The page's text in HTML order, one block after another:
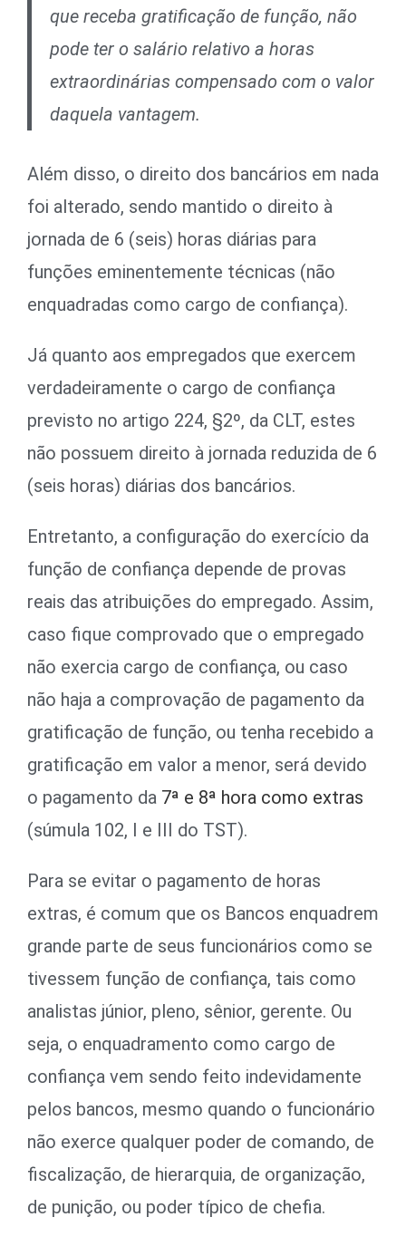
que receba gratificação de função, não
pode ter o salário relativo a horas
extraordinárias compensado com o valor
daquela vantagem.
Além disso, o direito dos bancários em nada
foi alterado, sendo mantido o direito à
jornada de 6 (seis) horas diárias para
funções eminentemente técnicas (não
enquadradas como cargo de confiança).
Já quanto aos empregados que exercem
verdadeiramente o cargo de confiança
previsto no artigo 224, §2º, da CLT, estes
não possuem direito à jornada reduzida de 6
(seis horas) diárias dos bancários.
Entretanto, a configuração do exercício da
função de confiança depende de provas
reais das atribuições do empregado. Assim,
caso fique comprovado que o empregado
não exercia cargo de confiança, ou caso
não haja a comprovação de pagamento da
gratificação de função, ou tenha recebido a
gratificação em valor a menor, será devido
o pagamento da 7ª e 8ª hora como extras
(súmula 102, I e III do TST).
Para se evitar o pagamento de horas
extras, é comum que os Bancos enquadrem
grande parte de seus funcionários como se
tivessem função de confiança, tais como
analistas júnior, pleno, sênior, gerente. Ou
seja, o enquadramento como cargo de
confiança vem sendo feito indevidamente
pelos bancos, mesmo quando o funcionário
não exerce qualquer poder de comando, de
fiscalização, de hierarquia, de organização,
de punição, ou poder típico de chefia.